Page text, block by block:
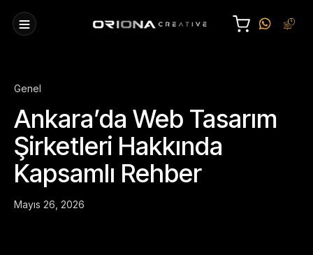
Genel
Ankara’da Web Tasarım
Şirketleri Hakkında
Kapsamlı Rehber
Mayıs 26, 2026